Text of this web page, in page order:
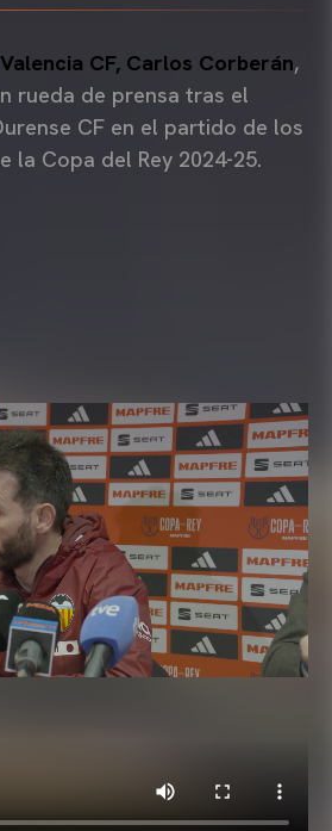
Valencia CF, Carlos Corberán,
rueda de prensa tras el
CF en el partido de los
la Copa del Rey 2024-25.